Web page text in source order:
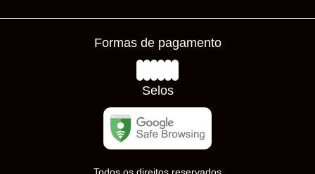
Frete Grátis
Prazos de EntregaFormas de pagamento
Selos
Todos os direitos reservados